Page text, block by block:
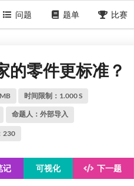
问题 题单 比赛
的零件更标准？
MB 时间限制： 1.000S
命题人： 外部导入
230
记 可视化 下一题